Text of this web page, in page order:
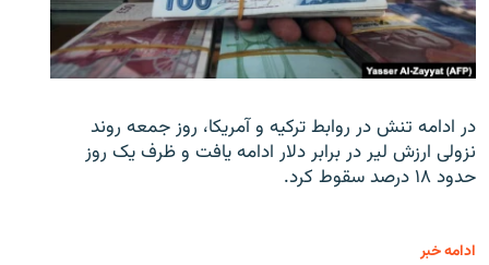
در ادامه تنش در روابط ترکیه و آمریکا، روز جمعه روند
نزولی ارزش لیر در برابر دلار ادامه یافت و ظرف یک روز
حدود ۱۸ درصد سقوط کرد.
ادامه خبر